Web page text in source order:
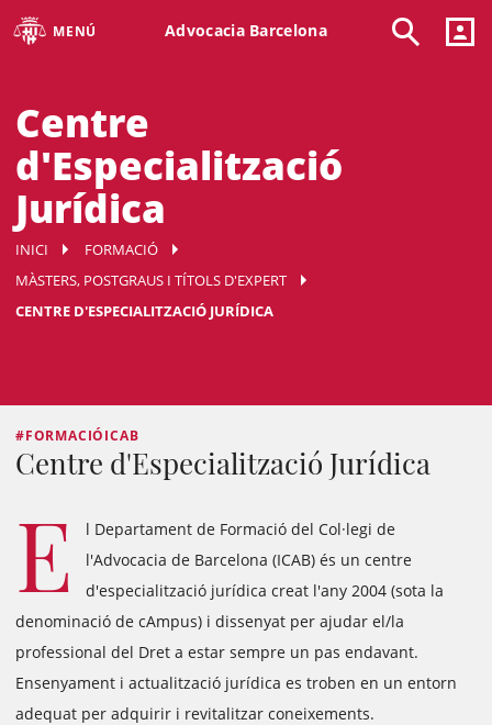
MENÚ Advocacia Barcelona
Centre
d'Especialització
Jurídica
INICI
FORMACIÓ
MÀSTERS, POSTGRAUS I TÍTOLS D'EXPERT
CENTRE D'ESPECIALITZACIÓ JURÍDICA
#FORMACIÓICAB
Centre d'Especialització Jurídica
E
l Departament de Formació del Col·legi de
l'Advocacia de Barcelona (ICAB) és un centre
d'especialització jurídica creat l'any 2004 (sota la
denominació de cAmpus) i dissenyat per ajudar el/la
professional del Dret a estar sempre un pas endavant.
Ensenyament i actualització jurídica es troben en un entorn
adequat per adquirir i revitalitzar coneixements.